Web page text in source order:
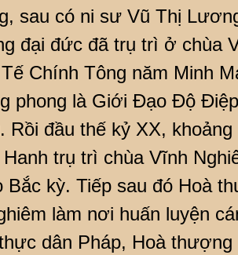
sau có ni sư Vũ Thị
đại đức đã trụ trì ở chùa
Chính Tông năm Minh
phong là Giới Đạo Độ
Rồi đầu thế kỷ XX,
trụ trì chùa Vĩnh
Bắc kỳ. Tiếp sau đó Hoà
làm nơi huấn luyện
dân Pháp, Hoà